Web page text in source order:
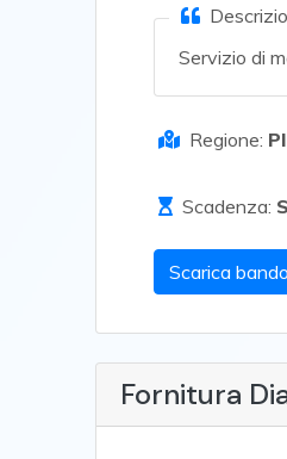
Servizio di
Regione:
Scadenza:
Scarica
Fornitura